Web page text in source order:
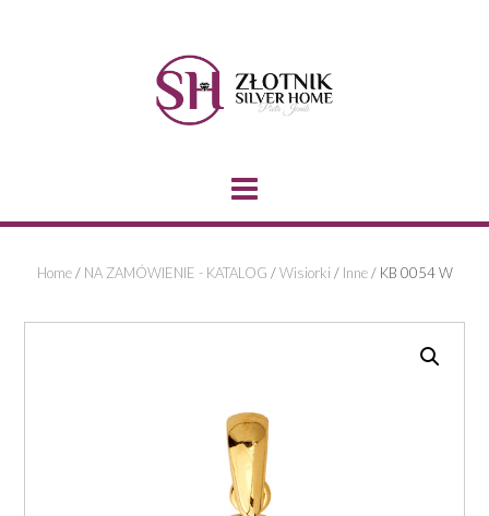
Home/ NA ZAMÓWIENIE - KATALOG /Wisiorki / Inne/ KB 0054 W